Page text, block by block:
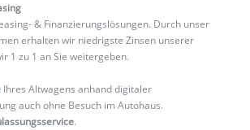
& Finanzierungslösungen. Durch unser
erhalten wir niedrigste Zinsen unserer
1 zu 1 an Sie weitergeben.
Ihres Altwagens anhand digitaler
auch ohne Besuch im Autohaus.
.